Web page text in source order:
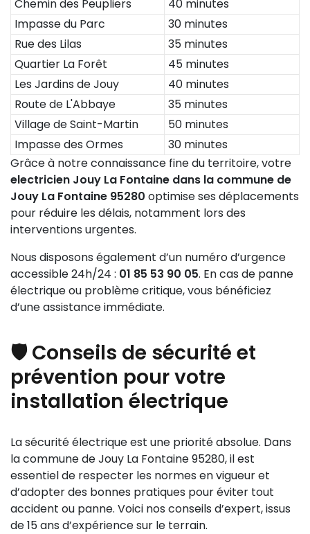
Chemin des Peupliers
40 minutes
Impasse du Parc
30 minutes
Rue des Lilas
35 minutes
Quartier La Forêt
45 minutes
Les Jardins de Jouy
40 minutes
Route de L'Abbaye
35 minutes
Village de Saint-Martin
50 minutes
Impasse des Ormes
30 minutes
Grâce à notre connaissance fine du territoire, votre
electricien Jouy La Fontaine dans la commune de
Jouy La Fontaine 95280 optimise ses déplacements
pour réduire les délais, notamment lors des
interventions urgentes.
Nous disposons également d’un numéro d’urgence
accessible 24h/24 : 01 85 53 90 05. En cas de panne
électrique ou problème critique, vous bénéficiez
d’une assistance immédiate.
🛡️ Conseils de sécurité et
prévention pour votre
installation électrique
La sécurité électrique est une priorité absolue. Dans
la commune de Jouy La Fontaine 95280, il est
essentiel de respecter les normes en vigueur et
d’adopter des bonnes pratiques pour éviter tout
accident ou panne. Voici nos conseils d’expert, issus
de 15 ans d’expérience sur le terrain.